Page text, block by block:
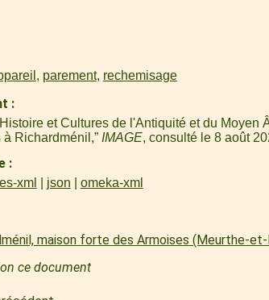
, parement, rechemisage
et Cultures de l'Antiquité et du
Richardménil,” IMAGE, consulté le 8 août
xml json omeka-xml
maison forte des Armoises (Meurthe-
ce document